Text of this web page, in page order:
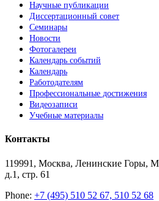
Научные публикации
Диссертационный совет
Семинары
Новости
Фотогалереи
Календарь событий
Календарь
Работодателям
Профессиональные достижения
Видеозаписи
Учебные материалы
Контакты
119991, Москва, Ленинские Горы,
д.1, стр. 61
Phone: +7 (495) 510 52 67, 510 52 68